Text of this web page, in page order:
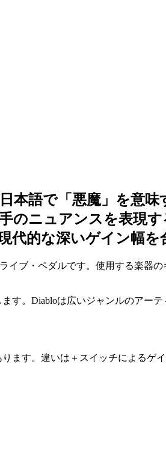
語で「悪魔」を意
のニュアンスを表現
的な深いゲイン幅を
ブ・ペダルです。使用する楽器
。Diabloは広いジャンルのアー
ます。違いは＋スイッチによる